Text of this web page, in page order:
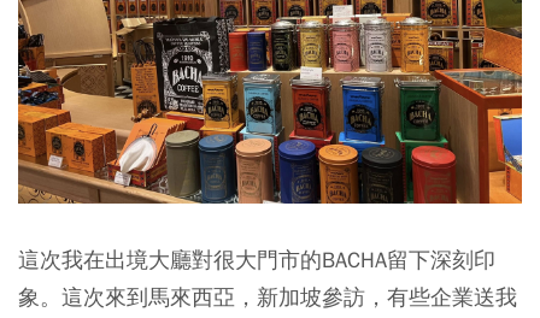
這次我在出境大廳對很大門市的BACHA留下深刻印
象。這次來到馬來西亞，新加坡參訪，有些企業送我